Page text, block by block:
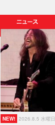
NEW! 2026.8.5 水曜日